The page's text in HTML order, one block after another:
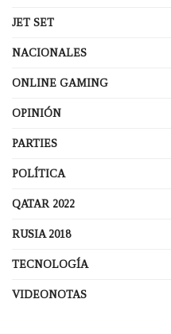
JET SET
NACIONALES
ONLINE GAMING
OPINIÓN
PARTIES
POLÍTICA
QATAR 2022
RUSIA 2018
TECNOLOGÍA
VIDEONOTAS